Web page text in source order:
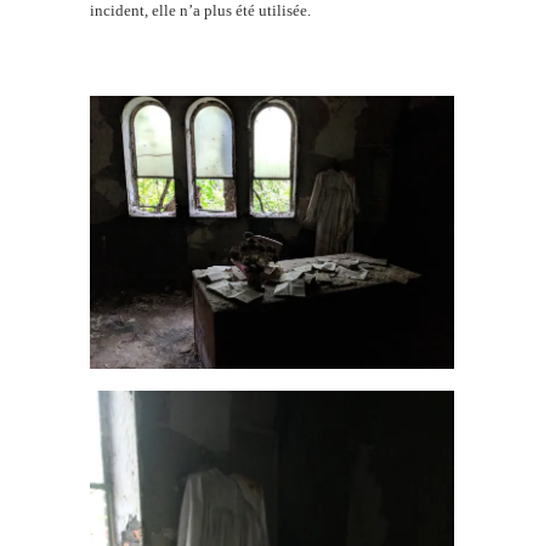
incident, elle n’a plus été utilisée.